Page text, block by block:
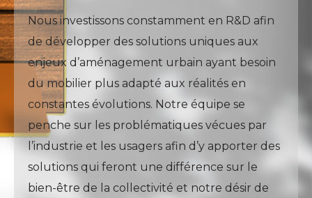
Nous investissons constamment en R&D afin
de développer des solutions uniques aux
enjeux d’aménagement urbain ayant besoin
du mobilier plus adapté aux réalités en
constantes évolutions. Notre équipe se
penche sur les problématiques vécues par
l’industrie et les usagers afin d’y apporter des
solutions qui feront une différence sur le
bien-être de la collectivité et notre désir de